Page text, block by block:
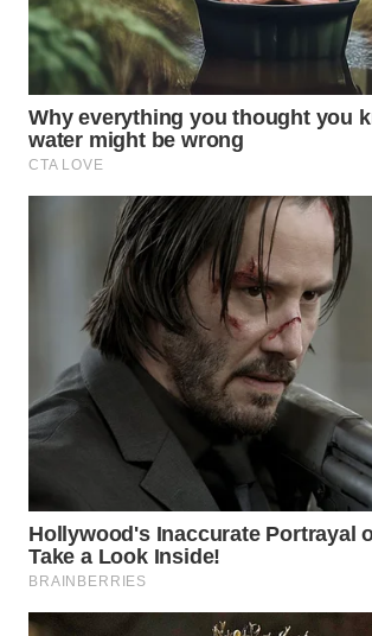
WN
KARAWANG
WN
BEKASI
DEPOK
WN
TAPANULI
UTARA
WN
SAMOSIR
PADANG